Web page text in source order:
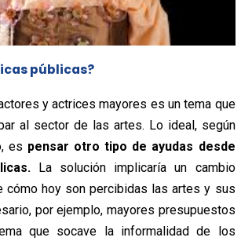
públicas?
y actrices mayores es un tema que
al sector de las artes. Lo ideal, según
es pensar otro tipo de ayudas desde
La solución implicaría un cambio
cómo hoy son percibidas las artes y sus
por ejemplo, mayores presupuestos
que socave la informalidad de los